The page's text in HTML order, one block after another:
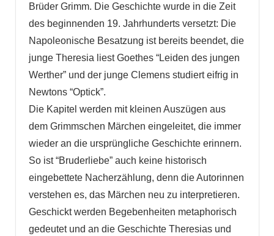
Brüder Grimm. Die Geschichte wurde in die Zeit
des beginnenden 19. Jahrhunderts versetzt: Die
Napoleonische Besatzung ist bereits beendet, die
junge Theresia liest Goethes “Leiden des jungen
Werther” und der junge Clemens studiert eifrig in
Newtons “Optick”.
Die Kapitel werden mit kleinen Auszügen aus
dem Grimmschen Märchen eingeleitet, die immer
wieder an die ursprüngliche Geschichte erinnern.
So ist “Bruderliebe” auch keine historisch
eingebettete Nacherzählung, denn die Autorinnen
verstehen es, das Märchen neu zu interpretieren.
Geschickt werden Begebenheiten metaphorisch
gedeutet und an die Geschichte Theresias und